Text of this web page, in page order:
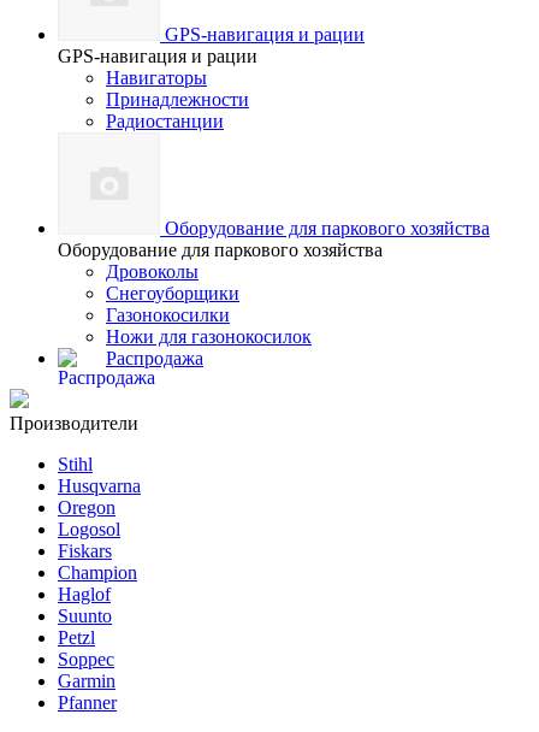
GPS-навигация и рации
GPS-навигация и рации
Навигаторы
Принадлежности
Радиостанции
Оборудование для паркового хозяйства
Оборудование для паркового хозяйства
Дровоколы
Снегоуборщики
Газонокосилки
Ножи для газонокосилок
Распродажа
Производители
Stihl
Husqvarna
Oregon
Logosol
Fiskars
Champion
Haglof
Suunto
Petzl
Soppec
Garmin
Pfanner